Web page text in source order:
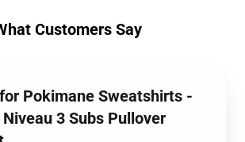
Customers Say
Pokimane Sweatshirts -
3 Subs Pullover